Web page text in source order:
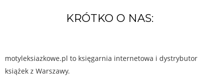
KRÓTKO O NAS:
motyleksiazkowe.pl to księgarnia internetowa i dystrybutor
książek z Warszawy.